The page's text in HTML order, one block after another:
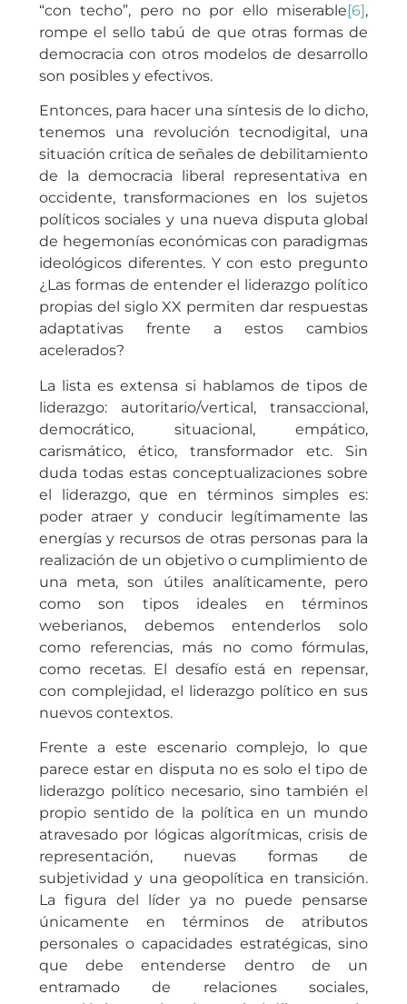
“con techo”, pero no por ello miserable[6],
rompe el sello tabú de que otras formas de
democracia con otros modelos de desarrollo
son posibles y efectivos.
Entonces, para hacer una síntesis de lo dicho,
tenemos una revolución tecnodigital, una
situación crítica de señales de debilitamiento
de la democracia liberal representativa en
occidente, transformaciones en los sujetos
políticos sociales y una nueva disputa global
de hegemonías económicas con paradigmas
ideológicos diferentes. Y con esto pregunto
¿Las formas de entender el liderazgo político
propias del siglo XX permiten dar respuestas
adaptativas frente a estos cambios
acelerados?
La lista es extensa si hablamos de tipos de
liderazgo: autoritario/vertical, transaccional,
democrático, situacional, empático,
carismático, ético, transformador etc. Sin
duda todas estas conceptualizaciones sobre
el liderazgo, que en términos simples es:
poder atraer y conducir legítimamente las
energías y recursos de otras personas para la
realización de un objetivo o cumplimiento de
una meta, son útiles analíticamente, pero
como son tipos ideales en términos
weberianos, debemos entenderlos solo
como referencias, más no como fórmulas,
como recetas. El desafío está en repensar,
con complejidad, el liderazgo político en sus
nuevos contextos.
Frente a este escenario complejo, lo que
parece estar en disputa no es solo el tipo de
liderazgo político necesario, sino también el
propio sentido de la política en un mundo
atravesado por lógicas algorítmicas, crisis de
representación, nuevas formas de
subjetividad y una geopolítica en transición.
La figura del líder ya no puede pensarse
únicamente en términos de atributos
personales o capacidades estratégicas, sino
que debe entenderse dentro de un
entramado de relaciones sociales,